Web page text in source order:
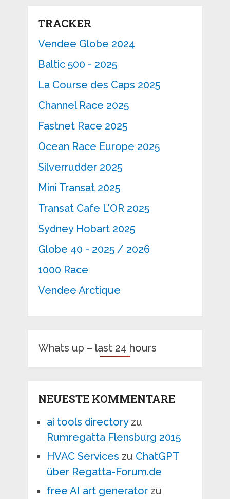
TRACKER
Vendee Globe 2024
Baltic 500 - 2025
La Course des Caps 2025
Channel Race 2025
Fastnet Race 2025
Ocean Race Europe 2025
Silverrudder 2025
Mini Transat 2025
Transat Cafe L'OR 2025
Sydney Hobart 2025
Globe 40 - 2025 / 2026
1000 Race
Vendee Arctique
Whats up – last 24 hours
NEUESTE KOMMENTARE
ai tools directoryzu
Rumregatta Flensburg 2015
HVAC Services zu ChatGPT
über Regatta-Forum.de
free AI art generatorzu